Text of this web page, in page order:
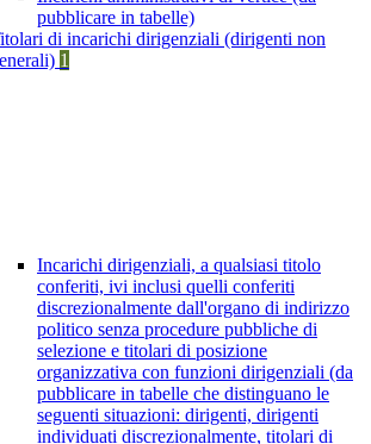
pubblicare in tabelle)
di incarichi dirigenziali (dirigenti non
1
Incarichi dirigenziali, a qualsiasi titolo
conferiti, ivi inclusi quelli conferiti
discrezionalmente dall'organo di indirizzo
politico senza procedure pubbliche di
selezione e titolari di posizione
organizzativa con funzioni dirigenziali (da
pubblicare in tabelle che distinguano le
seguenti situazioni: dirigenti, dirigenti
individuati discrezionalmente, titolari di